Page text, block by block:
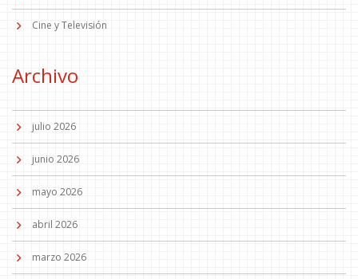
Cine y Televisión
Archivo
julio 2026
junio 2026
mayo 2026
abril 2026
marzo 2026